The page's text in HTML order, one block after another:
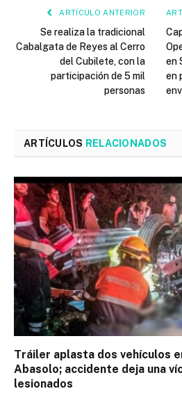
ARTÍCULO ANTERIOR
Se realiza la tradicional
Cabalgata de Reyes al Cerro
del Cubilete, con la
participación de 5 mil
personas
en
en
ARTÍCULOS RELACIONADOS
Tráiler aplasta dos vehículos
Abasolo; accidente deja una
lesionados